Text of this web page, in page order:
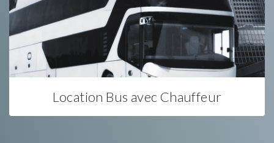
Location Bus avec Chauffeur